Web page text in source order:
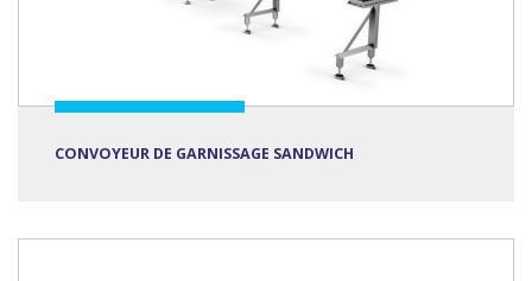
CONVOYEUR DE GARNISSAGE SANDWICH